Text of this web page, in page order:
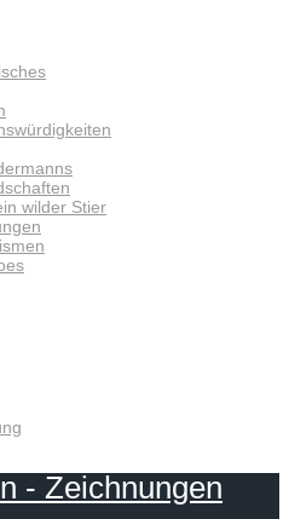
wilder Stier
- Zeichnungen